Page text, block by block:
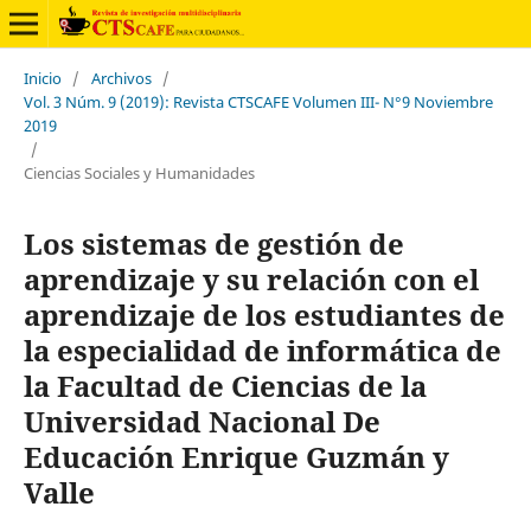
Inicio / Archivos /
Vol. 3 Núm. 9 (2019): Revista CTSCAFE Volumen III- N°9 Noviembre
2019
/
Ciencias Sociales y Humanidades
Los sistemas de gestión de
aprendizaje y su relación con el
aprendizaje de los estudiantes de
la especialidad de informática de
la Facultad de Ciencias de la
Universidad Nacional De
Educación Enrique Guzmán y
Valle